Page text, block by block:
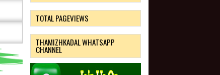
TOTAL PAGEVIEWS
THAMIZHKADAL WHATSAPP
CHANNEL